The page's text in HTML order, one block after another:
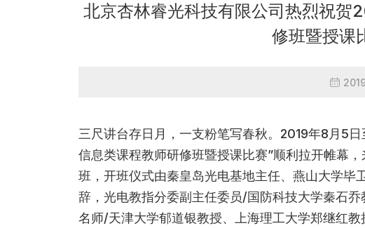
北京杏林睿光科技有限公司热烈祝贺
修班暨授课
三尺讲台存日月，一支粉笔写春秋。2019年8月5
信息类课程教师研修班暨授课比赛”顺利拉开帷幕
班，开班仪式由秦皇岛光电基地主任、燕山大学
辞，光电教指分委副主任委员/国防科技大学秦石
名师/天津大学郁道银教授、上海理工大学郑继红